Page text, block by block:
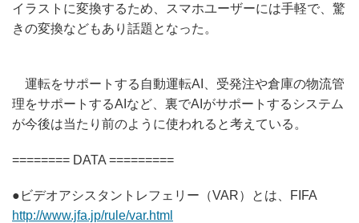
イラストに変換するため、スマホユーザーには手軽で、驚
きの変換などもあり話題となった。
運転をサポートする自動運転AI、受発注や倉庫の物流管
理をサポートするAIなど、裏でAIがサポートするシステム
が今後は当たり前のように使われると考えている。
======== DATA =========
●ビデオアシスタントレフェリー（VAR）とは、FIFA
http://www.jfa.jp/rule/var.html